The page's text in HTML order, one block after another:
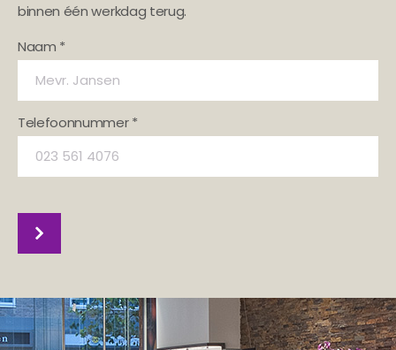
binnen één werkdag terug.
Naam *
Telefoonnummer *